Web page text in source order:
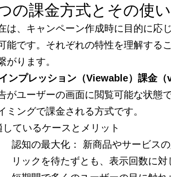
の課金方式とその使
は、キャンペーン作成時に目的に応
能です。それぞれの特性を理解する
がります。
ンプレッション（Viewable）課金（
がユーザーの画面に閲覧可能な状態
ミングで課金される方式です。
しているケースとメリット
認知の最大化： 新商品やサービス
リックを待たずとも、表示回数に対